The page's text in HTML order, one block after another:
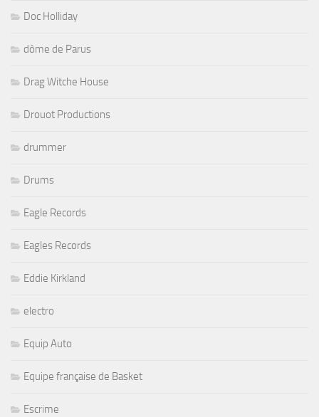
Doc Holliday
dôme de Parus
Drag Witche House
Drouot Productions
drummer
Drums
Eagle Records
Eagles Records
Eddie Kirkland
electro
Equip Auto
Equipe française de Basket
Escrime